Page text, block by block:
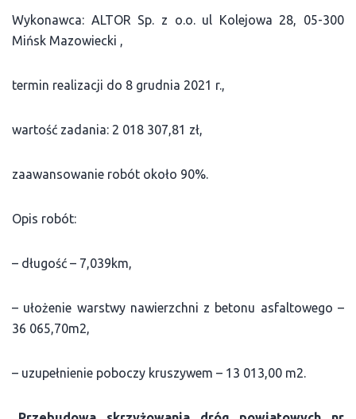
Wykonawca: ALTOR Sp. z o.o. ul Kolejowa 28, 05-300
Mińsk Mazowiecki ,
termin realizacji do 8 grudnia 2021 r.,
wartość zadania: 2 018 307,81 zł,
zaawansowanie robót około 90%.
Opis robót:
– długość – 7,039km,
– ułożenie warstwy nawierzchni z betonu asfaltowego –
36 065,70m2,
– uzupełnienie poboczy kruszywem – 13 013,00 m2.